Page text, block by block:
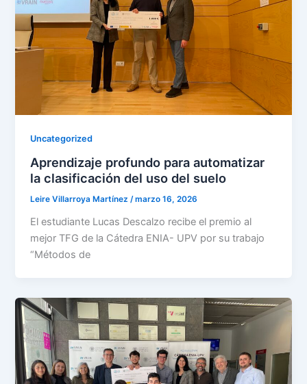
Uncategorized
Aprendizaje profundo para automatizar
la clasificación del uso del suelo
Leire Villarroya Martínez/marzo 16, 2026
El estudiante Lucas Descalzo recibe el premio al
mejor TFG de la Cátedra ENIA- UPV por su trabajo
“Métodos de